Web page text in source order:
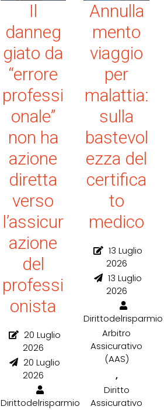
Il
danneg
giato da
“errore
professi
onale”
non ha
azione
diretta
verso
l’assicur
azione
del
professi
onista
20 Luglio
2026
20 Luglio
2026
Dirittodelrisparmio
Annulla
mento
viaggio
per
malattia:
sulla
bastevol
ezza del
certifica
to
medico
13 Luglio
2026
13 Luglio
2026
Dirittodelrisparmio
Arbitro
Assicurativo
(AAS)
,
Diritto
Assicurativo